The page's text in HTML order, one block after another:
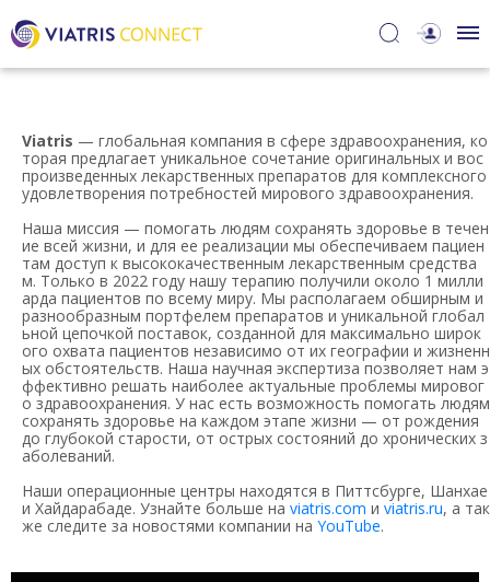
Viatris — глобальная компания в сфере здравоохранения, ко
торая предлагает уникальное сочетание оригинальных и вос
произведенных лекарственных препаратов для комплексного
удовлетворения потребностей мирового здравоохранения.
Наша миссия — помогать людям сохранять здоровье в течен
ие всей жизни, и для ее реализации мы обеспечиваем пациен
там доступ к высококачественным лекарственным средства
м. Только в 2022 году нашу терапию получили около 1 милли
арда пациентов по всему миру. Мы располагаем обширным и
разнообразным портфелем препаратов и уникальной глобал
ьной цепочкой поставок, созданной для максимально широк
ого охвата пациентов независимо от их географии и жизненн
ых обстоятельств. Наша научная экспертиза позволяет нам э
ффективно решать наиболее актуальные проблемы мировог
о здравоохранения. У нас есть возможность помогать людям
сохранять здоровье на каждом этапе жизни — от рождения
до глубокой старости, от острых состояний до хронических з
аболеваний.
Наши операционные центры находятся в Питтсбурге, Шанхае
и Хайдарабаде. Узнайте больше на viatris.com и viatris.ru, а так
же следите за новостями компании на YouTube.